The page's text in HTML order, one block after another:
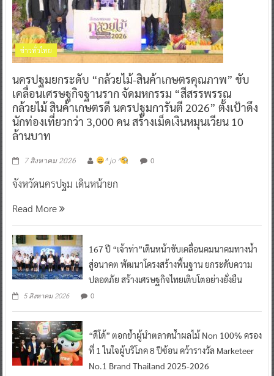
ข่าวทั่วไทย
นครปฐมยกระดับ “กล้วยไม้-สินค้าเกษตรคุณภาพ” ขับ
เคลื่อนเศรษฐกิจฐานราก จัดมหกรรม “สีสรรพรรณ
กล้วยไม้ สินค้าเกษตรดี นครปฐมการันตี 2026” ตั้งเป้าดึง
นักท่องเที่ยวกว่า 3,000 คน สร้างเม็ดเงินหมุนเวียน 10
ล้านบาท
7 สิงหาคม 2026 ^ jo ^ 0
จังหวัดนครปฐม เดินหน้ายก
Read More
167 ปี “เจ้าท่า”เดินหน้าขับเคลื่อนคมนาคมทางน้ำ
สู่อนาคต พัฒนาโครงสร้างพื้นฐาน ยกระดับความ
ปลอดภัย สร้างเศรษฐกิจไทยเติบโตอย่างยั่งยืน
5 สิงหาคม 2026 0
“ดีโด้” ตอกย้ำผู้นำตลาดน้ำผลไม้ Non 100% ครอง
ที่ 1 ในใจผู้บริโภค 8 ปีซ้อน คว้ารางวัล Marketeer
No.1 Brand Thailand 2025-2026